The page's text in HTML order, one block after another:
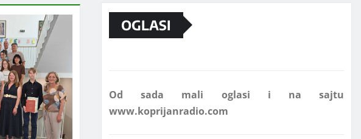
OGLASI
Marketing telefon 062 463 002